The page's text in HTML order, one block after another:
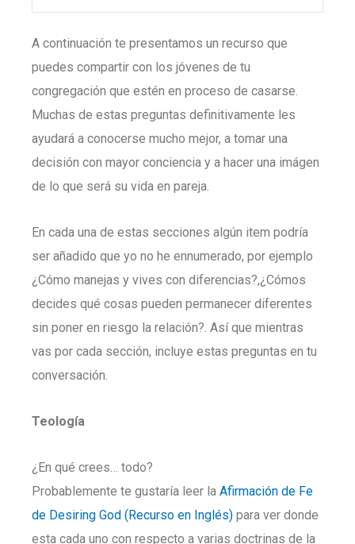
A continuación te presentamos un recurso que
puedes compartir con los jóvenes de tu
congregación que estén en proceso de casarse.
Muchas de estas preguntas definitivamente les
ayudará a conocerse mucho mejor, a tomar una
decisión con mayor conciencia y a hacer una imágen
de lo que será su vida en pareja.
En cada una de estas secciones algún item podría
ser añadido que yo no he ennumerado, por ejemplo
¿Cómo manejas y vives con diferencias?,¿Cómos
decides qué cosas pueden permanecer diferentes
sin poner en riesgo la relación?. Así que mientras
vas por cada sección, incluye estas preguntas en tu
conversación.
Teología
¿En qué crees… todo?
Probablemente te gustaría leer la Afirmación de Fe
de Desiring God (Recurso en Inglés) para ver donde
esta cada uno con respecto a varias doctrinas de la